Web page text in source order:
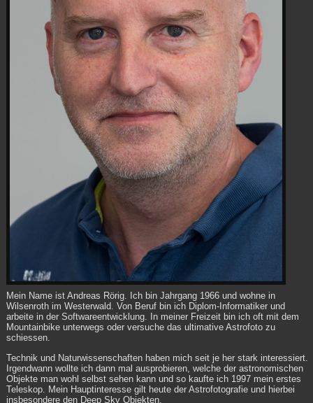
Mein Name ist Andreas Rörig. Ich bin Jahrgang 1966 und wohne in
Wilsenroth im Westerwald. Von Beruf bin ich Diplom-Informatiker und
arbeite in der Softwareentwicklung. In meiner Freizeit bin ich oft mit dem
Mountainbike unterwegs oder versuche das ultimative Astrofoto zu
schiessen.
Technik und Naturwissenschaften haben mich seit je her stark interessiert.
Irgendwann wollte ich dann mal ausprobieren, welche der astronomischen
Objekte man wohl selbst sehen kann und so kaufte ich 1997 mein erstes
Teleskop. Mein Hauptinteresse gilt heute der Astrofotografie und hierbei
insbesondere den Deep Sky Objekten.